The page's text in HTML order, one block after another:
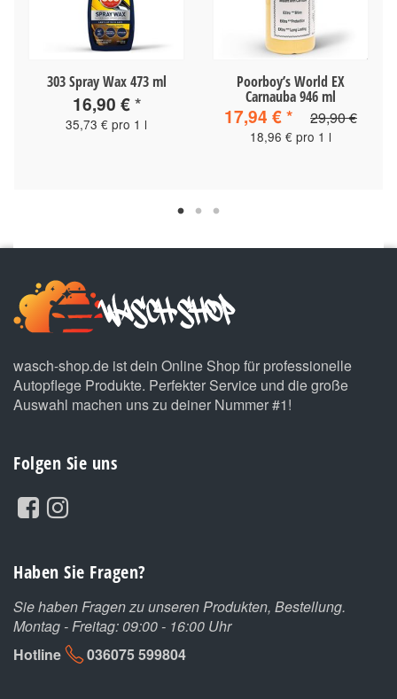
303 Spray Wax 473 ml
16,90 €*
35,73 € pro 1 l
Poorboy’s World EX
Carnauba 946 ml
17,94 €* 29,90 €
18,96 € pro 1 l
wasch-shop.de ist dein Online Shop für professionelle
Autopflege Produkte. Perfekter Service und die große
Auswahl machen uns zu deiner Nummer #1!
Folgen Sie uns
Haben Sie Fragen?
Sie haben Fragen zu unseren Produkten, Bestellung.
Montag - Freitag: 09:00 - 16:00 Uhr
Hotline
036075 599804